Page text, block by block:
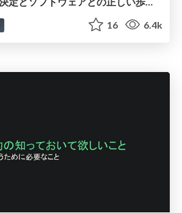
16 6.4k